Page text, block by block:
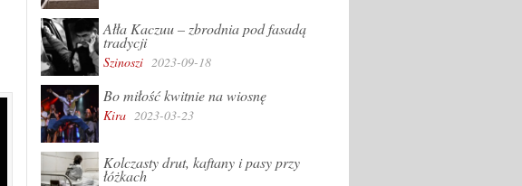
Ałła Kaczuu – zbrodnia pod fasadą
tradycji
Szinoszi 2023-09-18
Bo miłość kwitnie na wiosnę
Kira 2023-03-23
Kolczasty drut, kaftany i pasy przy
łóżkach